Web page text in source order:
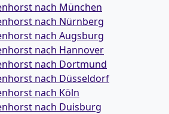
nach München
nach Nürnberg
nach Augsburg
nach Hannover
nach Dortmund
nach Düsseldorf
nach Köln
nach Duisburg